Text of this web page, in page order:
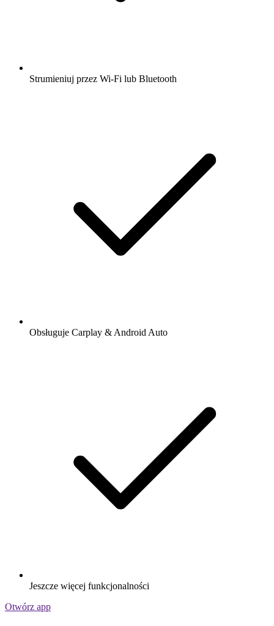
Strumieniuj przez Wi-Fi lub Bluetooth
Obsługuje Carplay & Android Auto
Jeszcze więcej funkcjonalności
Otwórz app